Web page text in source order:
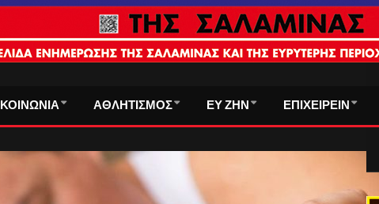
ΚΟΙΝΩΝΙΑ ΑΘΛΗΤΙΣΜΟΣ ΕΥ ΖΗΝ ΕΠΙΧΕΙΡΕΙΝ